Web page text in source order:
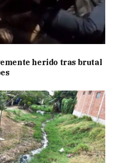
herido tras brutal